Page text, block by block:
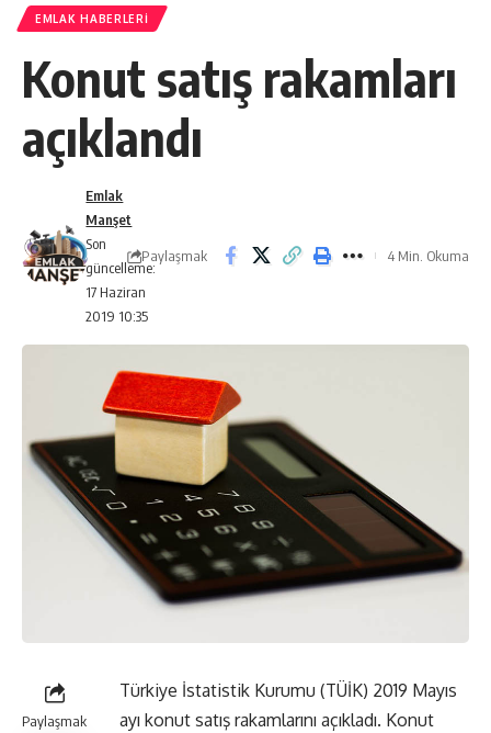
EMLAK HABERLERI
Konut satış rakamları
açıklandı
Son
güncelleme:
17 Haziran
2019 10:35
Emlak
Manşet
Paylaşmak 4 Min. Okuma
Paylaşmak
Türkiye İstatistik Kurumu (TÜİK) 2019 Mayıs
ayı konut satış rakamlarını açıkladı. Konut